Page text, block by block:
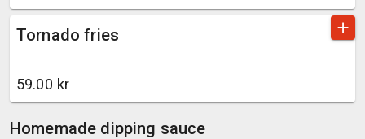
Tornado fries
59.00 kr
add
Homemade dipping sauce